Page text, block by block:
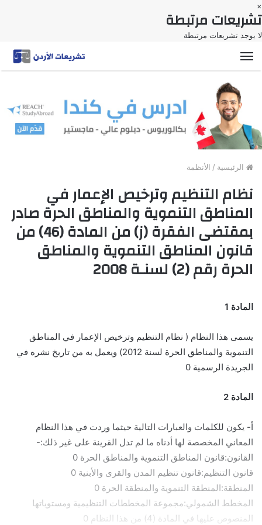
×
تشريعات مرتبطة
لا يوجد تشريعات مرتبطة
القائمة
الرئيسية / الأنظمة
نظام التنظيم وترخيص الإعمار في
المناطق التنموية والمناطق الحرة صادر
بمقتضى الفقرة (ز) من المادة (46) من
قانون المناطق التنموية والمناطق
الحرة رقم (2) لسنـة 2008
المادة 1
يسمى هذا النظام ( نظام التنظيم وترخيص الإعمار في المناطق
التنموية والمناطق الحرة لسنة 2012) ويعمل به من تاريخ نشره في
الجريدة الرسمية 0
المادة 2
أ- يكون للكلمات والعبارات التالية حيثما وردت في هذا النظام
المعاني المخصصة لها أدناه ما لم تدل القرينة على غير ذلك:-
القانون:قانون المناطق التنموية والمناطق الحرة 0
قانون التنظيم:قانون تنظيم المدن والقرى والأبنية 0
المنطقة:المنطقة التنموية والمنطقة الحرة 0
المخطط الشمولي:مجموعة المخططات التنظيمية ومستوياتها
المنصوص عليها في المادة (4) من هذا النظام 0